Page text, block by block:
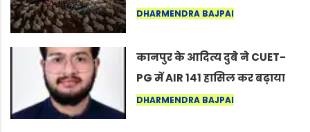
नागपुर में दिखा ऐसा नज़ारा कि
कर सकते हैं”
DHARMENDRA BAJPAI
कानपुर के आदित्य दुबे ने CUET-
PG में AIR 141 हासिल कर बढ़ाया
शहर का मान
DHARMENDRA BAJPAI